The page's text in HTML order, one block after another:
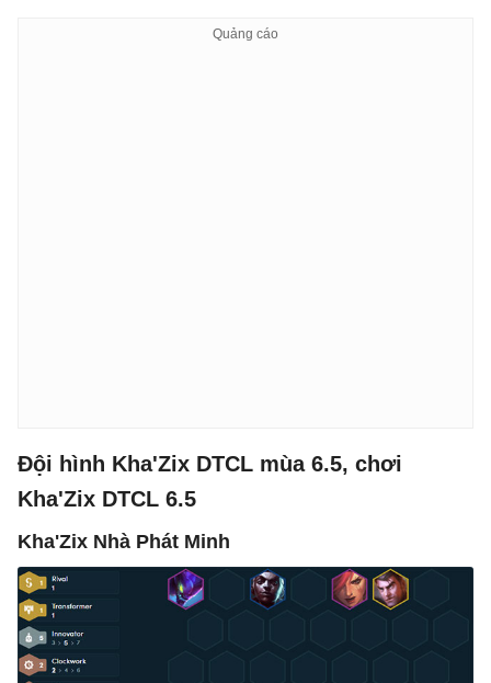
Đội hình Kha'Zix DTCL mùa 6.5, chơi
Kha'Zix DTCL 6.5
Kha'Zix Nhà Phát Minh